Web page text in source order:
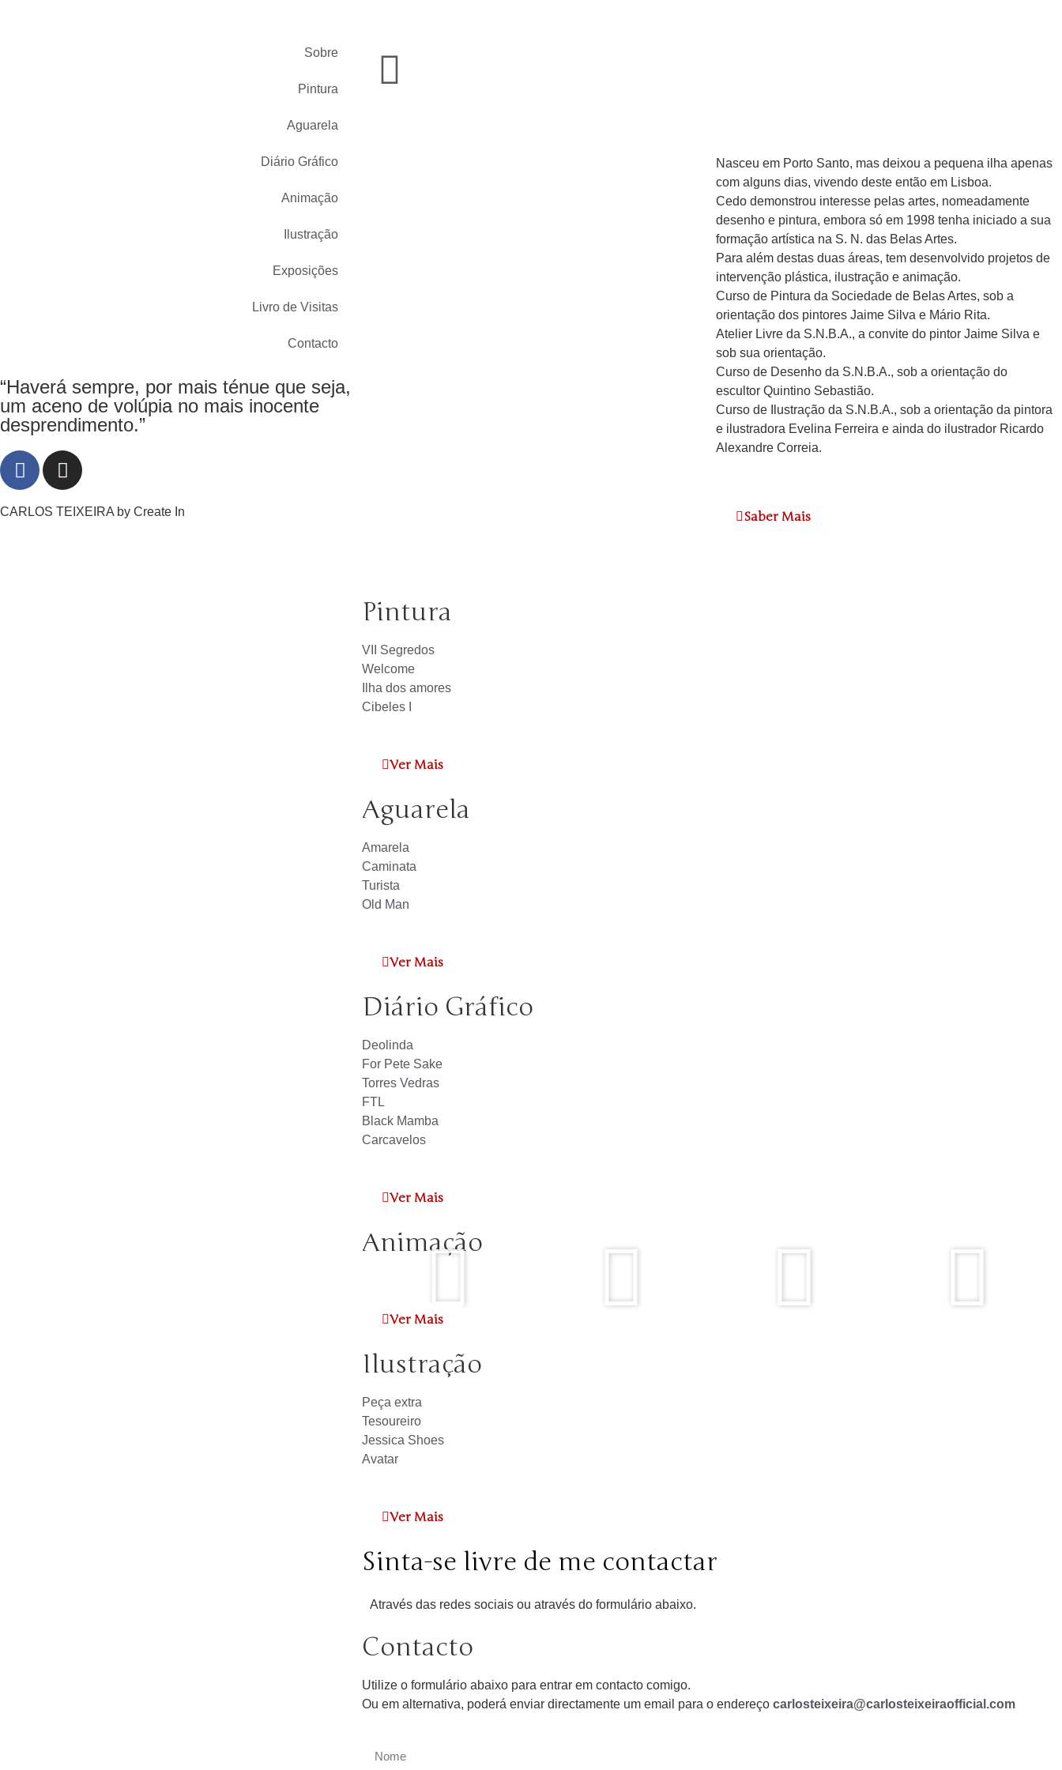
Sobre
Pintura
Aguarela
Diário Gráfico
Animação
Ilustração
Exposições
Livro de Visitas
Contacto
“Haverá sempre, por mais ténue que seja,
um aceno de volúpia no mais inocente
desprendimento.”
CARLOS TEIXEIRA by Create In
Nasceu em Porto Santo, mas deixou a pequena ilha apenas
com alguns dias, vivendo deste então em Lisboa.
Cedo demonstrou interesse pelas artes, nomeadamente
desenho e pintura, embora só em 1998 tenha iniciado a sua
formação artística na S. N. das Belas Artes.
Para além destas duas áreas, tem desenvolvido projetos de
intervenção plástica, ilustração e animação.
Curso de Pintura da Sociedade de Belas Artes, sob a
orientação dos pintores Jaime Silva e Mário Rita.
Atelier Livre da S.N.B.A., a convite do pintor Jaime Silva e
sob sua orientação.
Curso de Desenho da S.N.B.A., sob a orientação do
escultor Quintino Sebastião.
Curso de Ilustração da S.N.B.A., sob a orientação da pintora
e ilustradora Evelina Ferreira e ainda do ilustrador Ricardo
Alexandre Correia.
Saber Mais
Pintura
VII Segredos
Welcome
Ilha dos amores
Cibeles I
Ver Mais
Aguarela
Amarela
Caminata
Turista
Old Man
Ver Mais
Diário Gráfico
Deolinda
For Pete Sake
Torres Vedras
FTL
Black Mamba
Carcavelos
Ver Mais
Animação
Ver Mais
Ilustração
Peça extra
Tesoureiro
Jessica Shoes
Avatar
Ver Mais
Sinta-se livre de me contactar
Através das redes sociais ou através do formulário abaixo.
Contacto
Utilize o formulário abaixo para entrar em contacto comigo.
Ou em alternativa, poderá enviar directamente um email para o endereço carlosteixeira@carlosteixeiraofficial.com